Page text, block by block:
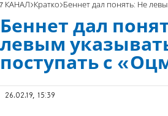
7 КАНАЛ Кратко Беннет дал понять: Не левым указывать,
Беннет дал
левым
поступать с
26.02.19, 15:39